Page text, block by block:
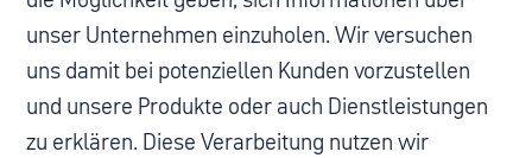
unser Unternehmen einzuholen. Wir versuchen
uns damit bei potenziellen Kunden vorzustellen
und unsere Produkte oder auch Dienstleistungen
zu erklären. Diese Verarbeitung nutzen wir